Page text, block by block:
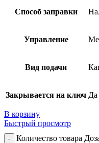
Способ заправки
Управление
Вид подачи
Закрывается на ключ Да
В корзину
Быстрый просмотр
Количество товара